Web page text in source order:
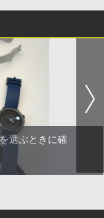
選ぶときに確